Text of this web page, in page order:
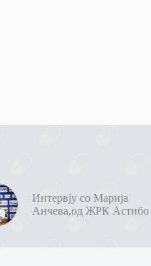
Интервју со Марија
Анчева,од ЖРК Астибо